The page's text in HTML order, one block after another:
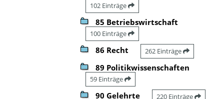
102 Einträge
85 Betriebswirtschaft
100 Einträge
86 Recht 262 Einträge
89 Politikwissenschaften
59 Einträge
90 Gelehrte 220 Einträge